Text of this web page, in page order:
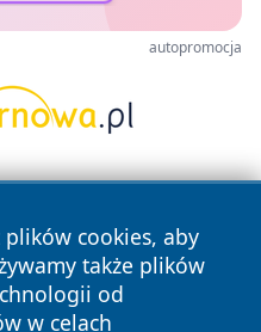
autopromocja
plików cookies, aby
także plików
od
w celach